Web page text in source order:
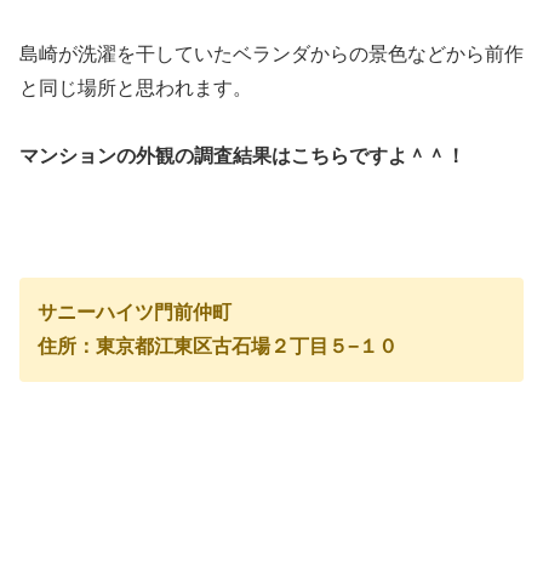
島崎が洗濯を干していたベランダからの景色などから前作
と同じ場所と思われます。
マンションの外観の調査結果はこちらですよ＾＾！
サニーハイツ門前仲町
住所：東京都江東区古石場２丁目５−１０